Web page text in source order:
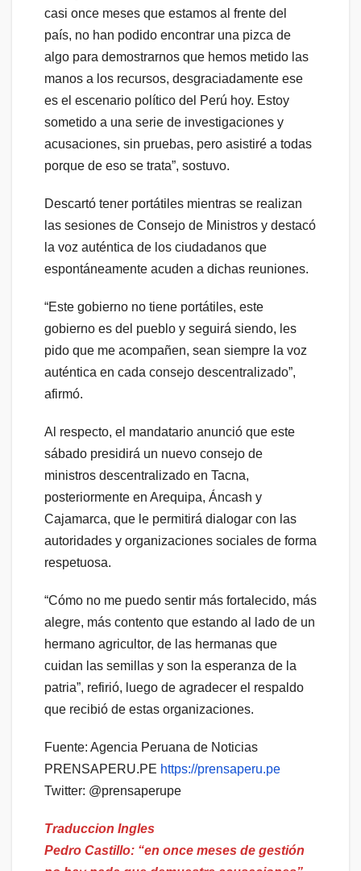
casi once meses que estamos al frente del
país, no han podido encontrar una pizca de
algo para demostrarnos que hemos metido las
manos a los recursos, desgraciadamente ese
es el escenario político del Perú hoy. Estoy
sometido a una serie de investigaciones y
acusaciones, sin pruebas, pero asistiré a todas
porque de eso se trata”, sostuvo.
Descartó tener portátiles mientras se realizan
las sesiones de Consejo de Ministros y destacó
la voz auténtica de los ciudadanos que
espontáneamente acuden a dichas reuniones.
“Este gobierno no tiene portátiles, este
gobierno es del pueblo y seguirá siendo, les
pido que me acompañen, sean siempre la voz
auténtica en cada consejo descentralizado”,
afirmó.
Al respecto, el mandatario anunció que este
sábado presidirá un nuevo consejo de
ministros descentralizado en Tacna,
posteriormente en Arequipa, Áncash y
Cajamarca, que le permitirá dialogar con las
autoridades y organizaciones sociales de forma
respetuosa.
“Cómo no me puedo sentir más fortalecido, más
alegre, más contento que estando al lado de un
hermano agricultor, de las hermanas que
cuidan las semillas y son la esperanza de la
patria”, refirió, luego de agradecer el respaldo
que recibió de estas organizaciones.
Fuente: Agencia Peruana de Noticias
PRENSAPERU.PE https://prensaperu.pe
Twitter: @prensaperupe
Traduccion Ingles
Pedro Castillo: “en once meses de gestión